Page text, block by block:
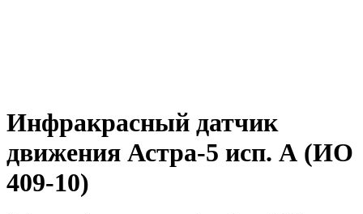
Инфракрасный датчик
движения Астра-5 исп. А (ИО
409-10)